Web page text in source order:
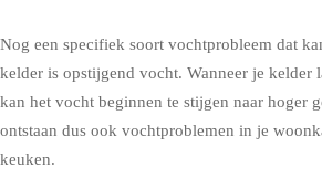
Nog een specifiek soort vochtprobleem dat
kelder is opstijgend vocht. Wanneer je kelder
kan het vocht beginnen te stijgen naar hoger
ontstaan dus ook vochtproblemen in je
keuken.